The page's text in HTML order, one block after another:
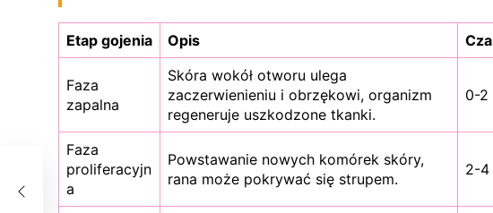
Etap gojenia Opis
Faza
zapalna
Skóra wokół otworu ulega
zaczerwienieniu i obrzękowi, organizm
regeneruje uszkodzone tkanki.
0-2
Faza
proliferacyjn
a
Powstawanie nowych komórek skóry,
rana może pokrywać się strupem.
2-4